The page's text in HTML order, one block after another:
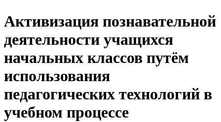
Активизация познавательной
деятельности учащихся
начальных классов путём
использования
педагогических технологий в
учебном процессе